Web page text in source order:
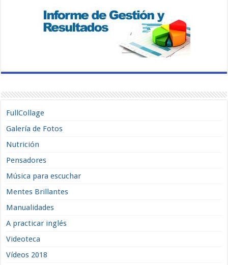
FullCollage
Galería de Fotos
Nutrición
Pensadores
Música para escuchar
Mentes Brillantes
Manualidades
A practicar inglés
Videoteca
Vídeos 2018